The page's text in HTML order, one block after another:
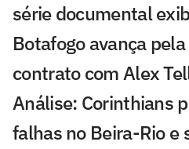
série documental
Botafogo avança
contrato com Alex
Análise: Corinthians
falhas no Beira-Rio e